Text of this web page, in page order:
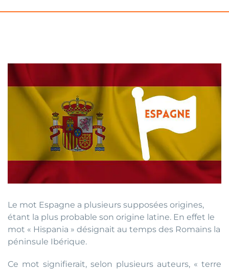
Le mot Espagne a plusieurs supposées origines,
étant la plus probable son origine latine. En effet le
mot « Hispania » désignait au temps des Romains la
péninsule Ibérique.
Ce mot signifierait, selon plusieurs auteurs, « terre